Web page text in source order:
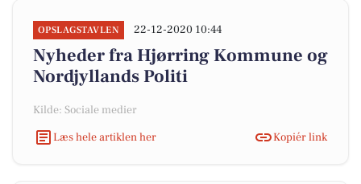
OPSLAGSTAVLEN 22-12-2020 10:44
Nyheder fra Hjørring Kommune og
Nordjyllands Politi
Kilde: Sociale medier
Læs hele artiklen her
Kopiér link